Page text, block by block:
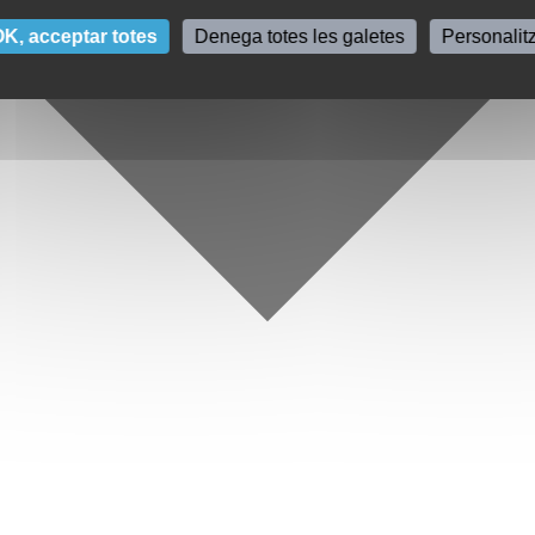
acceptar totes Denega totes les galetes